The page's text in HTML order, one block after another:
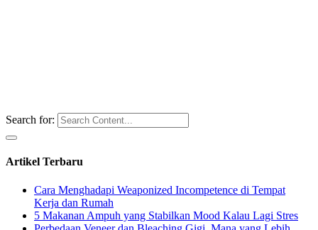
Search for:
Artikel Terbaru
Cara Menghadapi Weaponized Incompetence di Tempat
Kerja dan Rumah
5 Makanan Ampuh yang Stabilkan Mood Kalau Lagi Stres